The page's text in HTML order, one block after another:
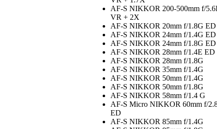
AF-S NIKKOR 200-500mm f/
VR + 2X
AF-S NIKKOR 20mm f/1.8G ED
AF-S NIKKOR 24mm f/1.4G ED
AF-S NIKKOR 24mm f/1.8G ED
AF-S NIKKOR 28mm f/1.4E ED
AF-S NIKKOR 28mm f/1.8G
AF-S NIKKOR 35mm f/1.4G
AF-S NIKKOR 50mm f/1.4G
AF-S NIKKOR 50mm f/1.8G
AF-S NIKKOR 58mm f/1.4 G
AF-S Micro NIKKOR 60mm f/
ED
AF-S NIKKOR 85mm f/1.4G